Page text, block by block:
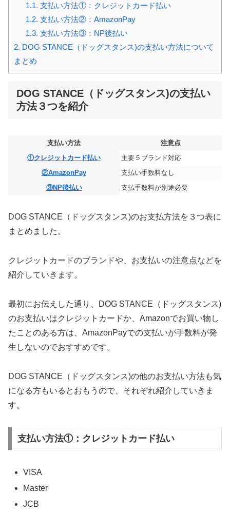
1.1. 支払い方法①：クレジットカード払い
1.2. 支払い方法②：AmazonPay
1.3. 支払い方法③：NP後払い
2. DOG STANCE（ドッグスタンス)の支払い方法について
まとめ
DOG STANCE（ドッグスタンス)の支払い
方法３つを紹介
支払い方法
注意点
①クレジットカード払い
主要５ブランド対応
②AmazonPay
支払い手数料なし
③NP後払い
支払手数料が別途必要
DOG STANCE（ドッグスタンス)のお支払方法を３つ表に
まとめました。
クレジットカードのブランドや、お支払いの注意点などを
紹介していきます。
最初にお伝えした通り、DOG STANCE（ドッグスタンス)
のお支払いはクレジットカードか、Amazonでお買い物し
たことのある方は、AmazonPayでの支払いが手数料が発
生しないのでおすすめです。
DOG STANCE（ドッグスタンス)の他のお支払い方法も気
になる方もいるとおもうので、それぞれ紹介していきま
す。
支払い方法①：クレジットカード払い
VISA
Master
JCB